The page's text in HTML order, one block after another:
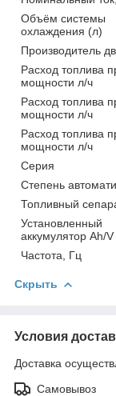
Объём системы
охлаждения (л)
Производитель
Расход топлива
мощности л/ч
Расход топлива
мощности л/ч
Расход топлива
мощности л/ч
Серия
Степень
Топливный
Установленный
аккумулятор Ah/V
Частота, Гц
Скрыть
Условия
Доставка
Самовывоз